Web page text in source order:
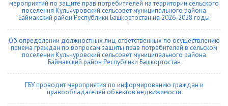
мероприятий по защите прав потребитяелей на территории сельского
поселения Кульчуровский сельсовет муниципального района
Баймакский район Республики Башкортостан на 2026-2028 годы
Об определении должностных лиц, ответственных по осуществлению
приема граждан по вопросам защиты прав потребителей в сельском
поселении Кульчуровский сельсовет муниципального района
Баймакский район Республики Башкортостан
ГБУ проводит мероприятия по информированию граждан и
правообладателей объектов недвижимости